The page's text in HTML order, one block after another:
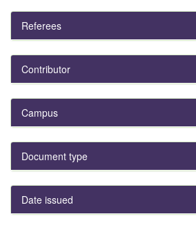
Referees
Contributor
Campus
Document type
Date issued